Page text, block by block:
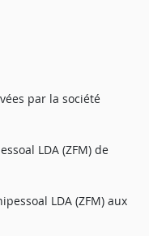
par la société
LDA (ZFM) de
LDA (ZFM) aux